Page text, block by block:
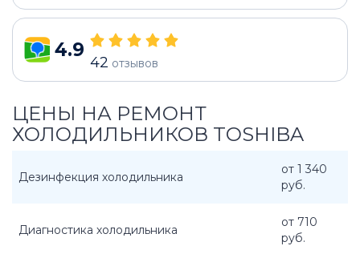
4.9
42 отзывов
ЦЕНЫ НА РЕМОНТ
ХОЛОДИЛЬНИКОВ TOSHIBA
Дезинфекция холодильника
от 1 340
руб.
Диагностика холодильника
от 710
руб.